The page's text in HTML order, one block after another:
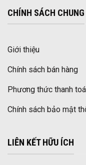
CHÍNH SÁCH CHUNG
Giới thiệu
Chính sách bán hàng
Phương thức thanh
Chính sách bảo mật
LIÊN KẾT HỮU ÍCH